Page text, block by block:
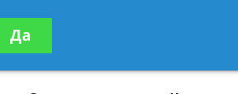
бесплатно
Да